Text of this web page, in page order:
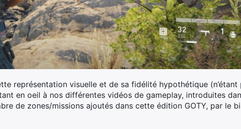
représentation visuelle et de sa fidélité hypothétique (n’étant
en oeil à nos différentes vidéos de gameplay, introduites
de zones/missions ajoutés dans cette édition GOTY, par le